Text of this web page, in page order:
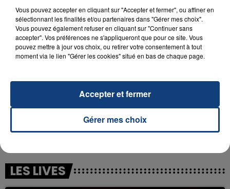
1h27
1h27 1h23
1h23
LES LIVES
Vous pouvez accepter en cliquant sur "Accepter et fermer", ou affiner en
sélectionnant les finalités et/ou partenaires dans "Gérer mes choix".
Vous pouvez également refuser en cliquant sur "Continuer sans
accepter". Vos préférences ne s'appliqueront que pour ce site. Vous
pouvez mettre à jour vos choix, ou retirer votre consentement à tout
moment via le lien "Gérer les cookies" situé en bas de chaque page.
Gérer mes choix
Accepter et fermer